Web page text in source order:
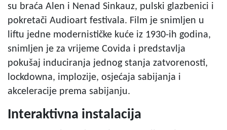
su braća Alen i Nenad Sinkauz, pulski glazbenici i
pokretači Audioart festivala. Film je snimljen u
liftu jedne modernističke kuće iz 1930-ih godina,
snimljen je za vrijeme Covida i predstavlja
pokušaj induciranja jednog stanja zatvorenosti,
lockdowna, implozije, osjećaja sabijanja i
akceleracije prema sabijanju.
Interaktivna instalacija